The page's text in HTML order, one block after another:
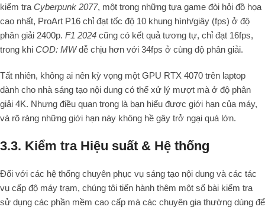
kiểm tra Cyberpunk 2077, một trong những tựa game đòi hỏi đồ họa
cao nhất, ProArt P16 chỉ đạt tốc độ 10 khung hình/giây (fps) ở độ
phân giải 2400p. F1 2024 cũng có kết quả tương tự, chỉ đạt 16fps,
trong khi COD: MWdễ chịu hơn với 34fps ở cùng độ phân giải.
Tất nhiên, không ai nên kỳ vọng một GPU RTX 4070 trên laptop
dành cho nhà sáng tạo nội dung có thể xử lý mượt mà ở độ phân
giải 4K. Nhưng điều quan trọng là bạn hiểu được giới hạn của máy,
và rõ ràng những giới hạn này không hề gây trở ngại quá lớn.
3.3. Kiểm tra Hiệu suất & Hệ thống
Đối với các hệ thống chuyên phục vụ sáng tạo nội dung và các tác
vụ cấp độ máy trạm, chúng tôi tiến hành thêm một số bài kiểm tra
sử dụng các phần mềm cao cấp mà các chuyên gia thường dùng để